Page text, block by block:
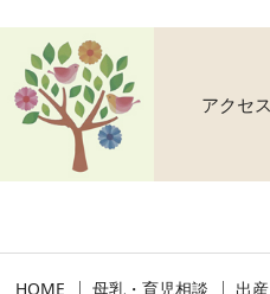
アクセス
HOME 母乳・育児相談 出産